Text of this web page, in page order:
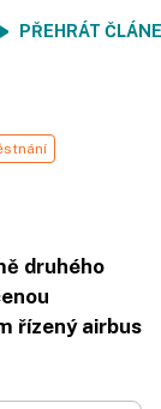
PŘEHRÁT
druhého
řízený airbus